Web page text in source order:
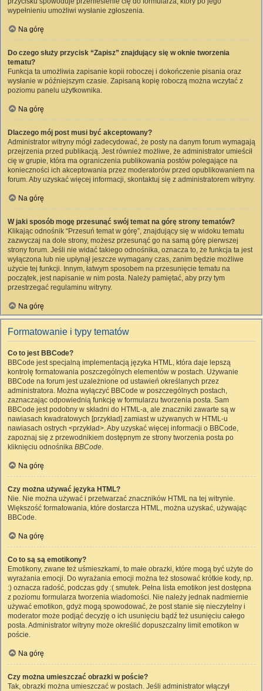
wypełnieniu umożliwi wysłanie zgłoszenia.
Na górę
Do czego służy przycisk “Zapisz” znajdujący się w oknie tworzenia
tematu?
Funkcja ta umożliwia zapisanie kopii roboczej i dokończenie pisania oraz
wysłanie w późniejszym czasie. Zapisaną kopię roboczą można wczytać z
poziomu panelu użytkownika.
Na górę
Dlaczego mój post musi być akceptowany?
Administrator witryny mógł zadecydować, że posty na danym forum wymagają
przejrzenia przed publikacją. Jest również możliwe, że administrator umieścił
cię w grupie, która ma ograniczenia publikowania postów polegające na
konieczności ich akceptowania przez moderatorów przed opublikowaniem na
forum. Aby uzyskać więcej informacji, skontaktuj się z administratorem witryny.
Na górę
W jaki sposób mogę przesunąć swój temat na górę strony tematów?
Klikając odnośnik “Przesuń temat w górę”, znajdujący się w widoku tematu
zazwyczaj na dole strony, możesz przesunąć go na samą górę pierwszej
strony forum. Jeśli nie widać takiego odnośnika, oznacza to, że funkcja ta jest
wyłączona lub nie upłynął jeszcze wymagany czas, zanim będzie możliwe
użycie tej funkcji. Innym, łatwym sposobem na przesunięcie tematu na
początek, jest napisanie w nim posta. Należy pamiętać, aby przy tym
przestrzegać regulaminu witryny.
Na górę
Formatowanie i typy tematów
Co to jest BBCode?
BBCode jest specjalną implementacją języka HTML, która daje lepszą
kontrolę formatowania poszczególnych elementów w postach. Używanie
BBCode na forum jest uzależnione od ustawień określanych przez
administratora. Można wyłączyć BBCode w poszczególnych postach,
zaznaczając odpowiednią funkcję w formularzu tworzenia posta. Sam
BBCode jest podobny w składni do HTML-a, ale znaczniki zawarte są w
nawiasach kwadratowych [przykład] zamiast w używanych w HTML-u
nawiasach ostrych <przykład>. Aby uzyskać więcej informacji o BBCode,
zapoznaj się z przewodnikiem dostępnym ze strony tworzenia posta po
kliknięciu odnośnika BBCode.
Na górę
Czy można używać języka HTML?
Nie. Nie można używać i przetwarzać znaczników HTML na tej witrynie.
Większość formatowania, które dostarcza HTML, można uzyskać, używając
BBCode.
Na górę
Co to są są emotikony?
Emotikony, zwane też uśmieszkami, to małe obrazki, które mogą być użyte do
wyrażania emocji. Do wyrażania emocji można też stosować krótkie kody, np.
:) oznacza radość, podczas gdy :( smutek. Pełna lista emotikon jest dostępna
z poziomu formularza tworzenia wiadomości. Nie należy jednak nadmiernie
używać emotikon, gdyż mogą spowodować, że post stanie się nieczytelny i
moderator może podjąć decyzję o ich usunięciu bądź też usunięciu całego
posta. Administrator witryny może określić dopuszczalny limit emotikon w
poście.
Na górę
Czy można umieszczać obrazki w poście?
Tak, obrazki można umieszczać w postach. Jeśli administrator włączył